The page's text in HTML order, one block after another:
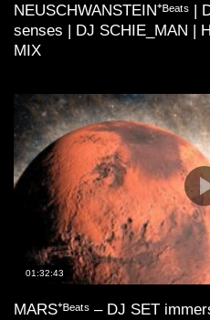
NEUSCHWANSTEIN⁺ᴮᵉᵃᵗˢ
senses | DJ SCHIE_MAN |
MIX
01:32:43
MARS⁺ᴮᵉᵃᵗˢ – DJ SET